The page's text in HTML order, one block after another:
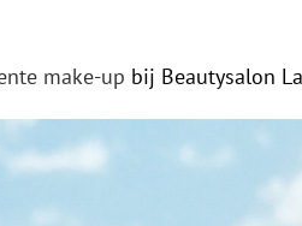
make-up bij Beautysalon